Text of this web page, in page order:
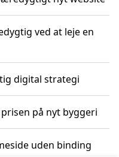
ved at leje en
digital strategi
på nyt byggeri
uden binding